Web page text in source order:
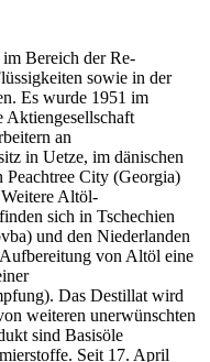
Bereich der Re-
sowie in der
Es wurde 1951 im
Aktiengesellschaft
an
in Uetze, im dänischen
City (Georgia)
Altöl-
sich in Tschechien
und den Niederlanden
von Altöl eine
Das Destillat wird
weiteren unerwünschten
sind Basisöle
Seit 17. April